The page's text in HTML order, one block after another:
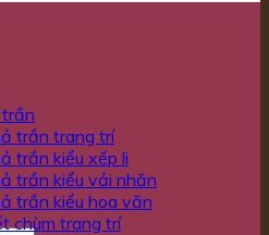
trần trang trí
trần kiểu xếp li
trần kiểu vải nhăn
trần kiểu hoa văn
chùm trang trí